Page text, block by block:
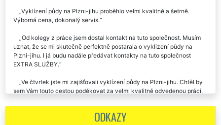
Vyklízení půdy na Plzni-jihu proběhlo velmi kvalitně a šetrně.
Výborná cena, dokonalý servis.
Od kolegy z práce jsem dostal kontakt na tuto společnost. Musím
uznat, že se mi skutečně perfektně postarala o vyklizení půdy na
Plzni-jihu. I já budu nadále předávat kontakty na tuto společnost
EXTRA SLUŽBY.
Ve čtvrtek jste mi zajišťovali vyklízení půdy na Plzni-jihu. Chtěl by
sem Vám touto cestou poděkovat za velmi kvalitně odvedenou práci.
opět velmi rád využiju.
ODKAZY